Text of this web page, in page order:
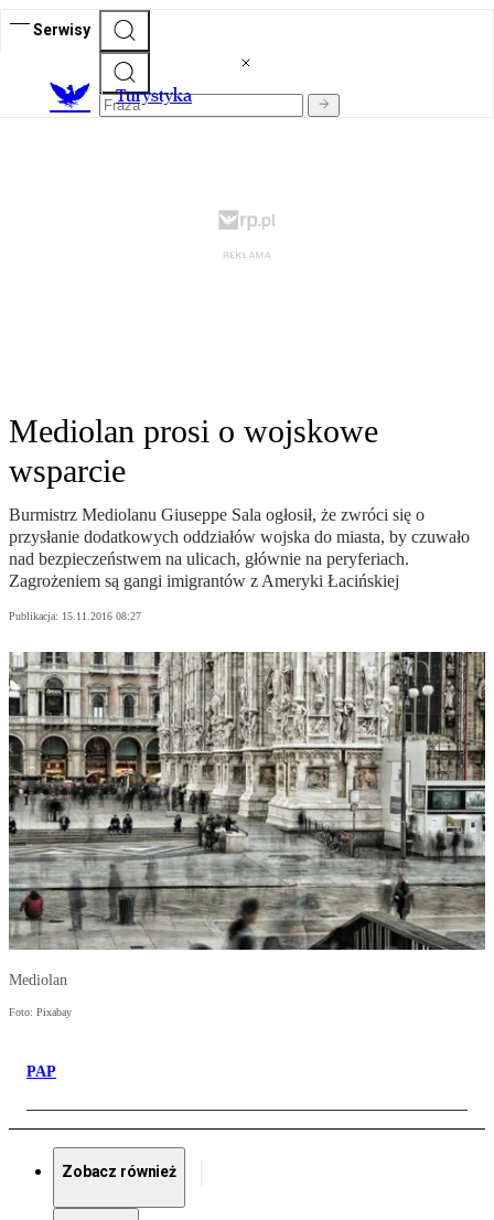
Serwisy
Turystyka
Mediolan prosi o wojskowe
wsparcie
Burmistrz Mediolanu Giuseppe Sala ogłosił, że zwróci się o
przysłanie dodatkowych oddziałów wojska do miasta, by czuwało
nad bezpieczeństwem na ulicach, głównie na peryferiach.
Zagrożeniem są gangi imigrantów z Ameryki Łacińskiej
Publikacja: 15.11.2016 08:27
Mediolan
Foto: Pixabay
PAP
Zobacz również